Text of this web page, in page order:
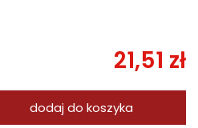
21,51 zł
dodaj do koszyka